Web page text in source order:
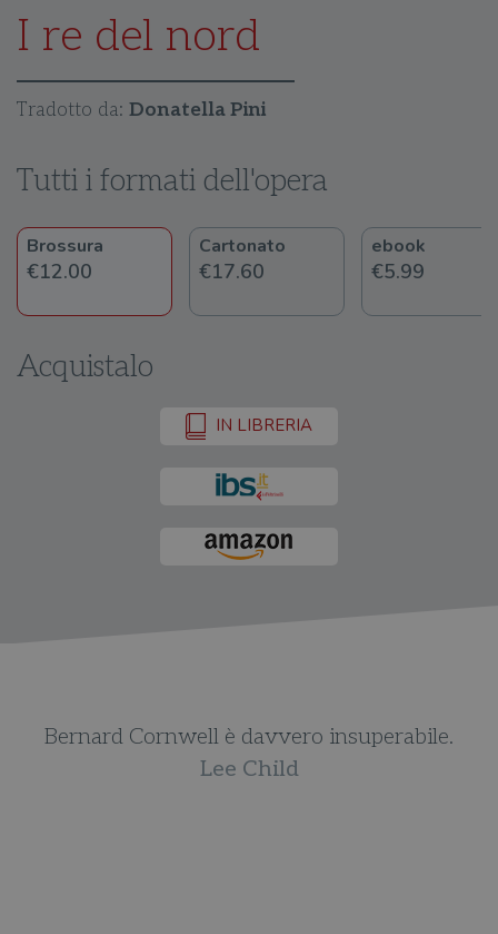
I re del nord
Tradotto da: Donatella Pini
Tutti i formati dell'opera
Brossura
€12.00
Cartonato
€17.60
ebook
€5.99
Acquistalo
IN LIBRERIA
Bernard Cornwell è davvero insuperabile.
Lee Child